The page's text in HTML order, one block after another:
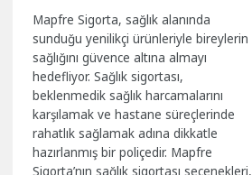
Mapfre Sigorta, sağlık alanında
sunduğu yenilikçi ürünleriyle bireylerin
sağlığını güvence altına almayı
hedefliyor. Sağlık sigortası,
beklenmedik sağlık harcamalarını
karşılamak ve hastane süreçlerinde
rahatlık sağlamak adına dikkatle
hazırlanmış bir poliçedir. Mapfre
Sigorta’nın sağlık sigortası seçenekleri,